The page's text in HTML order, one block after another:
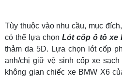
Tùy thuộc vào nhu cầu, mục
có thể lựa chọn Lót cốp ô tô xe
thảm da 5D. Lựa chọn lót cốp
anh/chị giữ vệ sinh cốp xe
không gian chiếc xe BMW X6